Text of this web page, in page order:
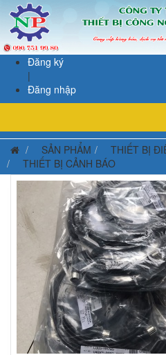
Đăng ký
|
Đăng nhập
SẢN PHẨM THIẾT BỊ
THIẾT BỊ CẢNH BÁO